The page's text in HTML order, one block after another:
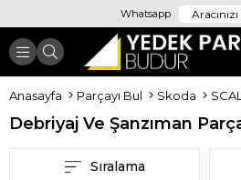
Whatsapp
Anasayfa Parçayı Bul Skoda
Debriyaj Ve Şanzıman
Sıralama